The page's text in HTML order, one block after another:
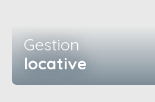
Gestion
locative